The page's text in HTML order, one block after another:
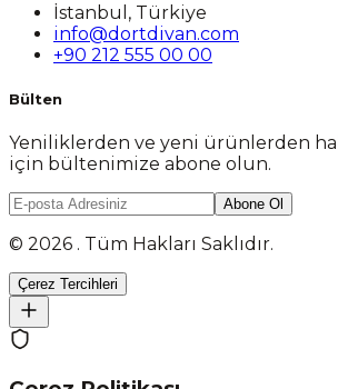
İstanbul, Türkiye
info@dortdivan.com
+90 212 555 00 00
Bülten
Yeniliklerden ve yeni ürünlerden
için bültenimize abone olun.
Abone Ol
© 2026 . Tüm Hakları Saklıdır.
Çerez Tercihleri